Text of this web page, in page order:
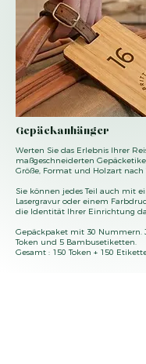
Gepäckanhänger
Werten Sie das Erlebnis Ihrer
maßgeschneiderten
Größe, Format und Holzart nach
Sie können jedes Teil auch mit
Lasergravur oder einem
die Identität Ihrer Einrichtung
Gepäckpaket mit 30 Nummern.
Token und 5 Bambusetiketten.
Gesamt : 150 Token + 150